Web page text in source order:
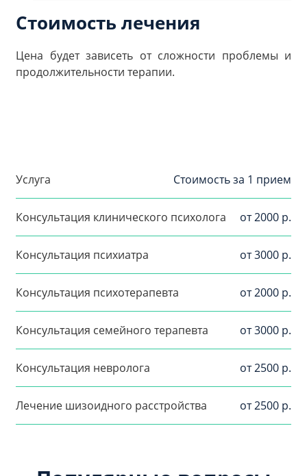
Стоимость лечения
Цена будет зависеть от сложности проблемы и
продолжительности терапии.
Услуга Стоимость за 1 прием
Консультация клинического психолога от 2000 р.
Консультация психиатра от 3000 р.
Консультация психотерапевта от 2000 р.
Консультация семейного терапевта от 3000 р.
Консультация невролога от 2500 р.
Лечение шизоидного расстройства от 2500 р.